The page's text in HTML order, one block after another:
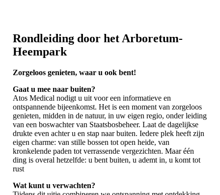
Rondleiding door het Arboretum-
Heempark
Zorgeloos genieten, waar u ook bent!
Gaat u mee naar buiten?
Atos Medical nodigt u uit voor een informatieve en
ontspannende bijeenkomst. Het is een moment van zorgeloos
genieten, midden in de natuur, in uw eigen regio, onder leiding
van een boswachter van Staatsbosbeheer. Laat de dagelijkse
drukte even achter u en stap naar buiten. Iedere plek heeft zijn
eigen charme: van stille bossen tot open heide, van
kronkelende paden tot verrassende vergezichten. Maar één
ding is overal hetzelfde: u bent buiten, u ademt in, u komt tot
rust
Wat kunt u verwachten?